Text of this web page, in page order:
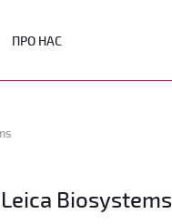
ПРО НАС
Leica Biosystems